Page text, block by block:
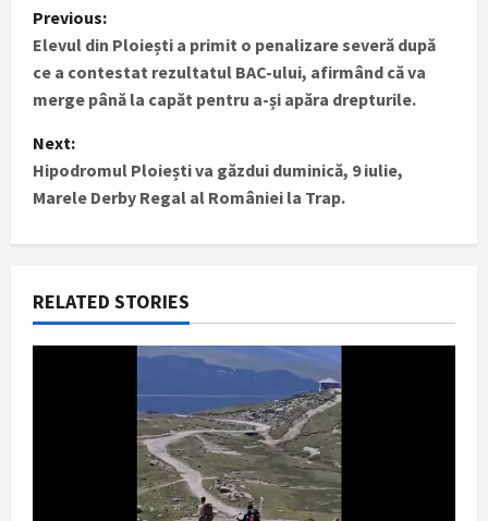
P
o
s
t
n
a
v
i
Previous:
Elevul din Ploiești a primit o penalizare severă după
ce a contestat rezultatul BAC-ului, afirmând că va
merge până la capăt pentru a-și apăra drepturile.
Next:
Hipodromul Ploiești va găzdui duminică, 9 iulie,
Marele Derby Regal al României la Trap.
RELATED STORIES